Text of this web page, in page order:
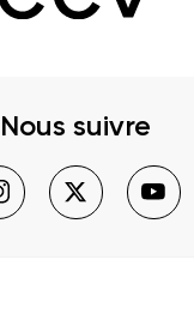
Nous suivre